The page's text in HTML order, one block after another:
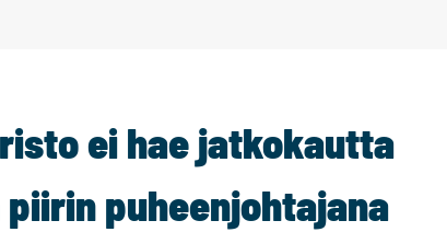
ei hae jatkokautta
puheenjohtajana